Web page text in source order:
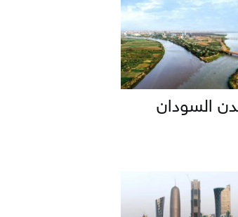
السودان